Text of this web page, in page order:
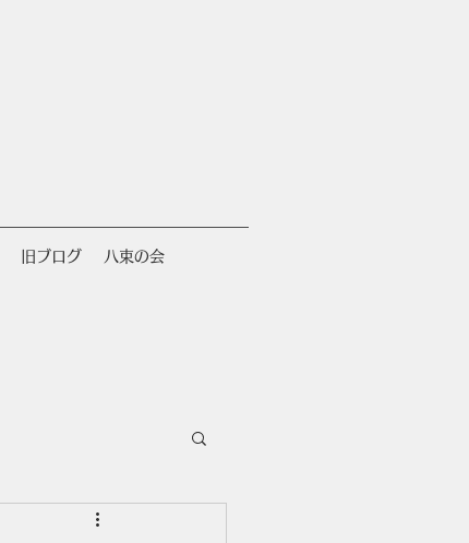
旧ブログ 八束の会